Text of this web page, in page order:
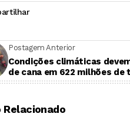
Postagem Anterior
Condições climáticas
de cana em 622 milhões de